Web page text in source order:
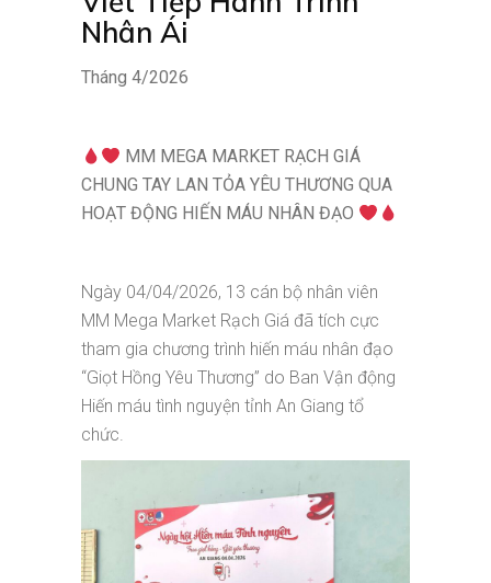
Nhân Ái
Tháng 4/2026
MM MEGA MARKET RẠCH GIÁ
CHUNG TAY LAN TỎA YÊU THƯƠNG QUA
HOẠT ĐỘNG HIẾN MÁU NHÂN ĐẠO
Ngày 04/04/2026, 13 cán bộ nhân viên
MM Mega Market Rạch Giá đã tích cực
tham gia chương trình hiến máu nhân đạo
“Giọt Hồng Yêu Thương” do Ban Vận động
Hiến máu tình nguyện tỉnh An Giang tổ
chức.